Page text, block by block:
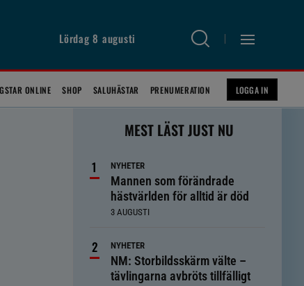
Lördag 8 augusti
ONLINE SHOP SALUHÄSTAR PRENUMERATION LOGGA IN
MEST LÄST JUST NU
NYHETER
Mannen som förändrade
hästvärlden för alltid är död
3 AUGUSTI
NYHETER
NM: Storbildsskärm välte –
tävlingarna avbröts tillfälligt